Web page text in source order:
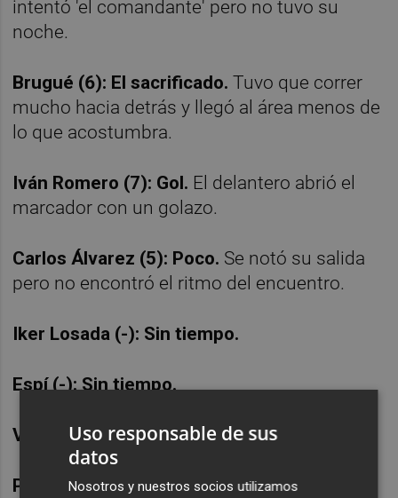
intentó 'el comandante' pero no tuvo su
noche.
Brugué (6): El sacrificado. Tuvo que correr
mucho hacia detrás y llegó al área menos de
lo que acostumbra.
Iván Romero (7): Gol. El delantero abrió el
marcador con un golazo.
Carlos Álvarez (5): Poco. Se notó su salida
pero no encontró el ritmo del encuentro.
Iker Losada (-): Sin tiempo.
Espí (-): Sin tiempo.
Víctor García (-): Sin tiempo.
Pampín: (6):Salió para dar aire a Toljan y
Uso responsable de sus
datos
Nosotros y nuestros socios utilizamos